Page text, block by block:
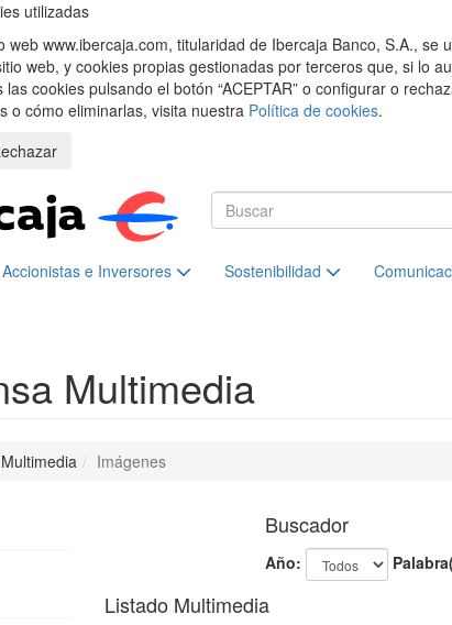
utilizadas
web www.ibercaja.com, titularidad de Ibercaja Banco, S.A.,
web, y cookies propias gestionadas por terceros que, si lo
cookies pulsando el botón “ACEPTAR” o configurar o
o cómo eliminarlas, visita nuestra Política de cookies.
Accionistas e Inversores Sostenibilidad
Multimedia
Multimedia Imágenes
Buscador
Año:
Listado Multimedia